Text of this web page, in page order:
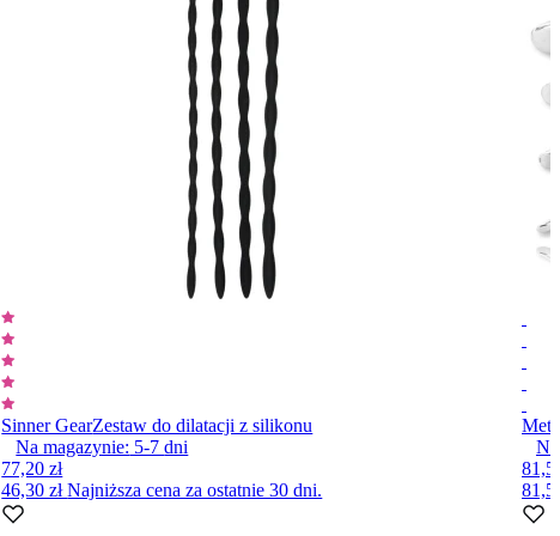
Sinner GearZestaw do dilatacji z silikonu
Na magazynie: 5-7dni
77,20 zł
46,30 złNajniższa cena za ostatnie 30 dni.